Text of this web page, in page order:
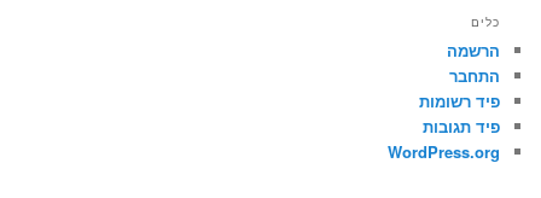
כלים
הרשמה
התחבר
פיד רשומות
פיד תגובות
WordPress.org